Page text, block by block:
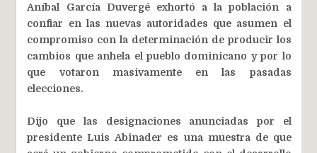
Aníbal García Duvergé exhortó a la población a
confiar en las nuevas autoridades que asumen el
compromiso con la determinación de producir los
cambios que anhela el pueblo dominicano y por lo
que votaron masivamente en las pasadas
elecciones.
Dijo que las designaciones anunciadas por el
presidente Luis Abinader es una muestra de que